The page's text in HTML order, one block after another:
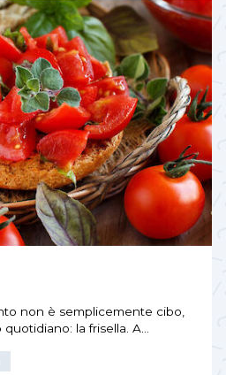
non è semplicemente cibo,
la frisella. A…